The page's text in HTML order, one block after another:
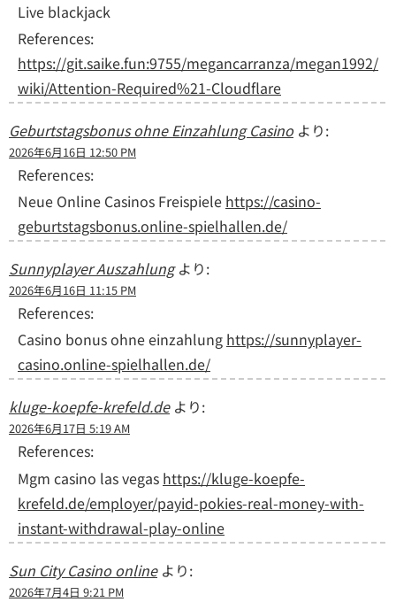
Live blackjack
References:
https://git.saike.fun:9755/megancarranza/megan1992/
wiki/Attention-Required%21-Cloudflare
Geburtstagsbonus ohne Einzahlung Casino より:
2026年6月16日 12:50 PM
References:
Neue Online Casinos Freispiele https://casino-
geburtstagsbonus.online-spielhallen.de/
Sunnyplayer Auszahlung より:
2026年6月16日 11:15 PM
References:
Casino bonus ohne einzahlung https://sunnyplayer-
casino.online-spielhallen.de/
kluge-koepfe-krefeld.de より:
2026年6月17日 5:19 AM
References:
Mgm casino las vegas https://kluge-koepfe-
krefeld.de/employer/payid-pokies-real-money-with-
instant-withdrawal-play-online
Sun City Casino online より:
2026年7月4日 9:21 PM